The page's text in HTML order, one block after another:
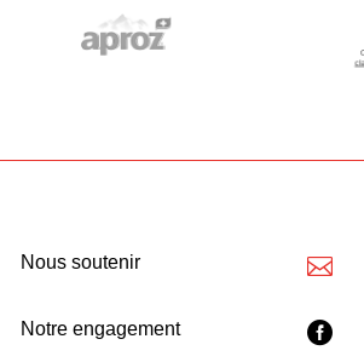
Nous soutenir
Notre engagement

